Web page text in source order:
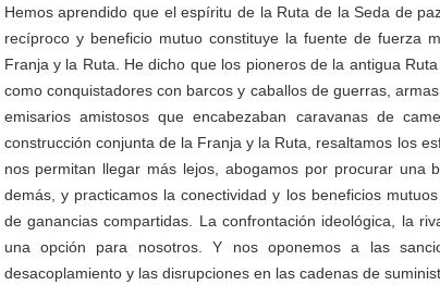
Hemos aprendido que el espíritu de la Ruta de la Seda de
recíproco y beneficio mutuo constituye la fuente de fuerza
Franja y la Ruta. He dicho que los pioneros de la antigua
como conquistadores con barcos y caballos de guerras,
emisarios amistosos que encabezaban caravanas de
construcción conjunta de la Franja y la Ruta, resaltamos los
nos permitan llegar más lejos, abogamos por procurar una
demás, y practicamos la conectividad y los beneficios
de ganancias compartidas. La confrontación ideológica, la
una opción para nosotros. Y nos oponemos a las
desacoplamiento y las disrupciones en las cadenas de